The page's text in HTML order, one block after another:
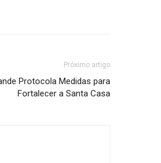
Próximo artigo
Protocola Medidas para
Fortalecer a Santa Casa